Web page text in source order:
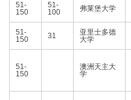
51-
150
51-
100
弗莱堡大学
51-
150
31
亚里士多德
大学
51-
150
澳洲天主大
学